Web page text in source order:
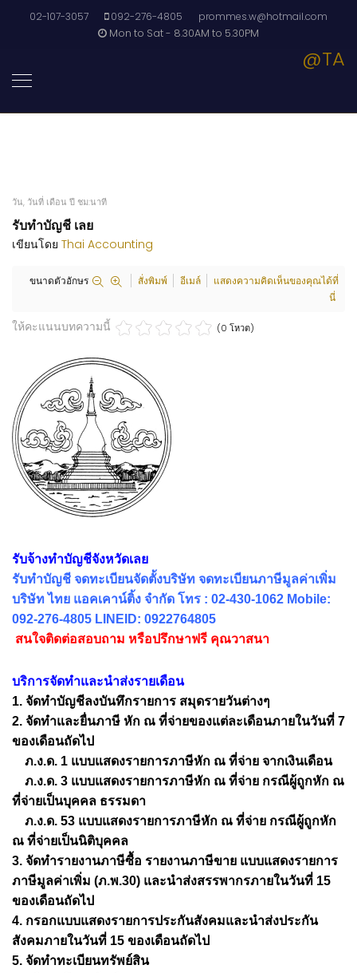
02-107-3057 092-276-4805
prommes.w@hotmail.com
Mon to Sat - 8.30AM to 5.30PM
@TA
วัน, วันที่ เดือน ปี ชม:นาที
รับทำบัญชี เลย
เขียนโดย Thai Accounting
ขนาดตัวอักษร สั่งพิมพ์ อีเมล์
แสดงความคิดเห็นของคุณได้ที่
นี่
ให้คะแนนบทความนี้ (0 โหวต)
รับจ้างทำบัญชีจังหวัดเลย
รับทำบัญชี จดทะเบียนจัดตั้งบริษัท จดทะเบียนภาษีมูลค่าเพิ่ม
บริษัท ไทย แอคเคาน์ติ้ง จำกัด โทร : 02-430-1062 Mobile:
092-276-4805 LINEID: 0922764805
สนใจติดต่อสอบถาม หรือปรึกษาฟรี คุณวาสนา
บริการจัดทำและนำส่งรายเดือน
1. จัดทำบัญชีลงบันทึกรายการ สมุดรายวันต่างๆ
2. จัดทำและยื่นภาษี หัก ณ ที่จ่ายของแต่ละเดือนภายในวันที่ 7
ของเดือนถัดไป
ภ.ง.ด. 1 แบบแสดงรายการภาษีหัก ณ ที่จ่าย จากเงินเดือน
ภ.ง.ด. 3 แบบแสดงรายการภาษีหัก ณ ที่จ่าย กรณีผู้ถูกหัก ณ
ที่จ่ายเป็นบุคคล ธรรมดา
ภ.ง.ด. 53 แบบแสดงรายการภาษีหัก ณ ที่จ่าย กรณีผู้ถูกหัก
ณ ที่จ่ายเป็นนิติบุคคล
3. จัดทำรายงานภาษีซื้อ รายงานภาษีขาย แบบแสดงรายการ
ภาษีมูลค่าเพิ่ม (ภ.พ.30) และนำส่งสรรพากรภายในวันที่ 15
ของเดือนถัดไป
4. กรอกแบบแสดงรายการประกันสังคมและนำส่งประกัน
สังคมภายในวันที่ 15 ของเดือนถัดไป
5. จัดทำทะเบียนทรัพย์สิน